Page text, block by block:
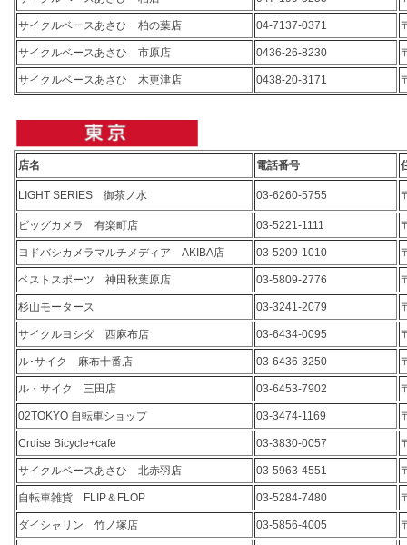
サイクルベースあさひ 柏の葉店 04-7137-0371
サイクルベースあさひ 市原店 0436-26-8230
サイクルベースあさひ 木更津店 0438-20-3171
店名 電話番号
LIGHT SERIES 御茶ノ水 03-6260-5755
ビッグカメラ 有楽町店 03-5221-1111
ヨドバシカメラマルチメディア AKIBA店 03-5209-1010
ベストスポーツ 神田秋葉原店 03-5809-2776
杉山モータース 03-3241-2079
サイクルヨシダ 西麻布店 03-6434-0095
ル･サイク 麻布十番店 03-6436-3250
ル・サイク 三田店 03-6453-7902
02TOKYO 自転車ショップ 03-3474-1169
Cruise Bicycle+cafe 03-3830-0057
サイクルベースあさひ 北赤羽店 03-5963-4551
自転車雑貨 FLIP＆FLOP 03-5284-7480
ダイシャリン 竹ノ塚店 03-5856-4005